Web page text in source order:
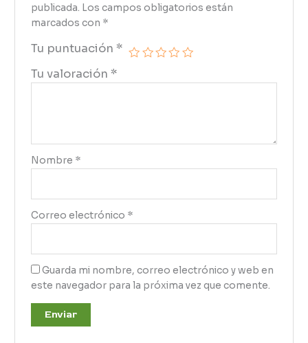
publicada. Los campos obligatorios están
marcados con *
Tu puntuación *
Tu valoración *
Nombre *
Correo electrónico *
Guarda mi nombre, correo electrónico y web en
este navegador para la próxima vez que comente.